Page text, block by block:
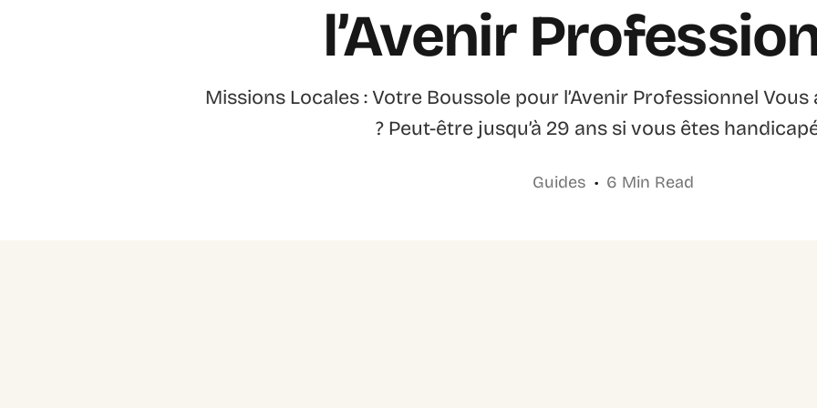
l’Avenir
Missions Locales : Votre Boussole pour l’Avenir Professionnel Vous
? Peut-être jusqu’à 29 ans si vous êtes
Guides 6 Min Read